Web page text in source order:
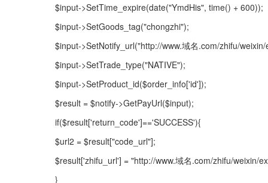
$input->SetTime_expire(date("YmdHis", time() + 600));
$input->SetGoods_tag("chongzhi");
$input->SetNotify_url("http://www.域名.com/zhifu/
$input->SetTrade_type("NATIVE");
$input->SetProduct_id($order_info['id']);
$result = $notify->GetPayUrl($input);
if($result['return_code']=='SUCCESS'){
$url2 = $result["code_url"];
$result['zhifu_url'] = "http://www.域名.com/zhifu/weixin/
}